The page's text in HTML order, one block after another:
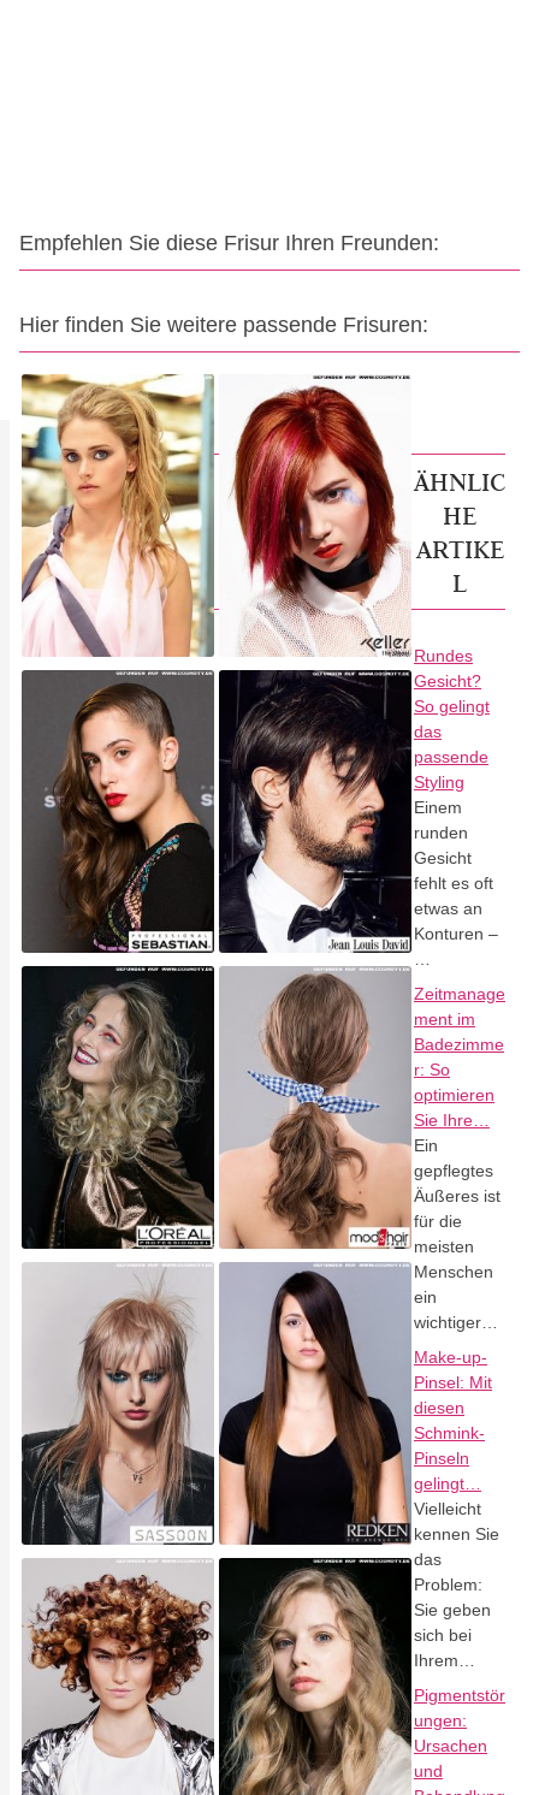
Empfehlen Sie diese Frisur Ihren Freunden:
Hier finden Sie weitere passende Frisuren:
ÄHNLIC
HE
ARTIKE
L
Rundes
Gesicht?
So gelingt
das
passende
Styling
Einem
runden
Gesicht
fehlt es oft
etwas an
Konturen –
Zeitmanage
ment im
Badezimme
r: So
optimieren
Sie Ihre…
Ein
gepflegtes
Äußeres ist
für die
meisten
Menschen
ein
wichtiger…
Make-up-
Pinsel: Mit
diesen
Schmink-
Pinseln
gelingt…
Vielleicht
kennen Sie
das
Problem:
Sie geben
sich bei
Ihrem…
Pigmentstör
ungen:
Ursachen
und